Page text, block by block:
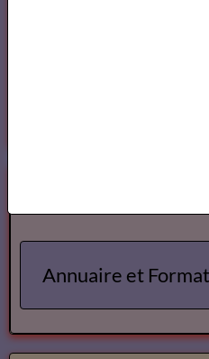
Annuaire et